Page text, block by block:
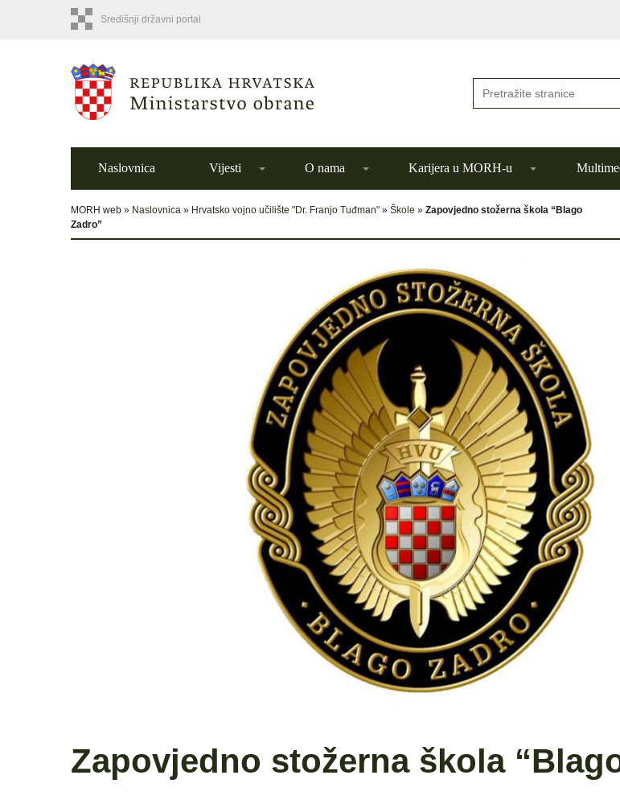
Središnji državni portal
Naslovnica Vijesti O nama Karijera u MORH-u
MORH web » Naslovnica » Hrvatsko vojno učilište "Dr. Franjo Tuđman" » Škole » Zapovjedno stožerna škola “Blago
Zadro”
Zapovjedno stožerna škola